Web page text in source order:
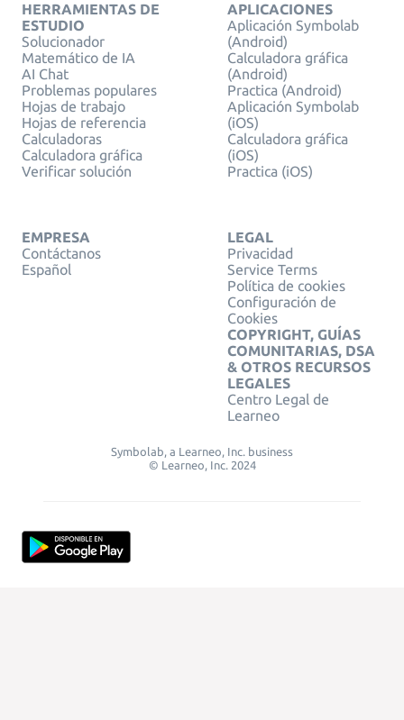
HERRAMIENTAS DE
ESTUDIO
Solucionador
Matemático de IA
AI Chat
Problemas populares
Hojas de trabajo
Hojas de referencia
Calculadoras
Calculadora gráfica
Verificar solución
APLICACIONES
Aplicación Symbolab
(Android)
Calculadora gráfica
(Android)
Practica (Android)
Aplicación Symbolab
(iOS)
Calculadora gráfica
(iOS)
Practica (iOS)
EMPRESA
Contáctanos
Español
LEGAL
Privacidad
Service Terms
Política de cookies
Configuración de
Cookies
COPYRIGHT, GUÍAS
COMUNITARIAS, DSA
& OTROS RECURSOS
LEGALES
Centro Legal de
Learneo
Symbolab, a Learneo, Inc. business
© Learneo, Inc. 2024